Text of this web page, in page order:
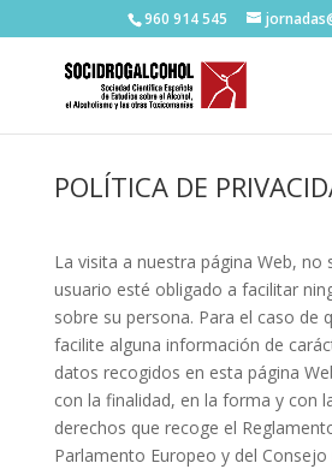
960 914 545
POLÍTICA DE
La visita a nuestra página Web, no
usuario esté obligado a facilitar
sobre su persona. Para el caso de
facilite alguna información de
datos recogidos en esta página
con la finalidad, en la forma y con
derechos que recoge el
Parlamento Europeo y del